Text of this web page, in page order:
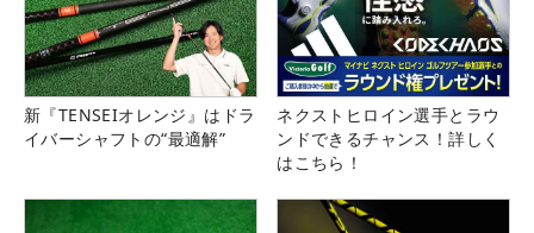
新『TENSEIオレンジ』はドラ
イバーシャフトの“最適解”
ネクストヒロイン選手とラウ
ンドできるチャンス！詳しく
はこちら！